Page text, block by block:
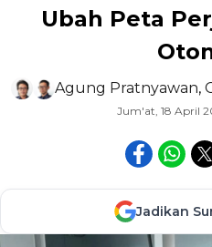
Ubah Peta
Agung Pratnyawan,
Jum'at, 18 April
Jadikan